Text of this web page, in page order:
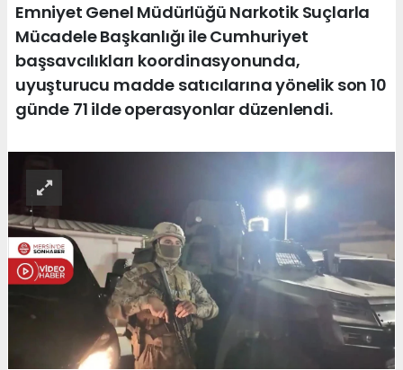
Emniyet Genel Müdürlüğü Narkotik Suçlarla
Mücadele Başkanlığı ile Cumhuriyet
başsavcılıkları koordinasyonunda,
uyuşturucu madde satıcılarına yönelik son 10
günde 71 ilde operasyonlar düzenlendi.